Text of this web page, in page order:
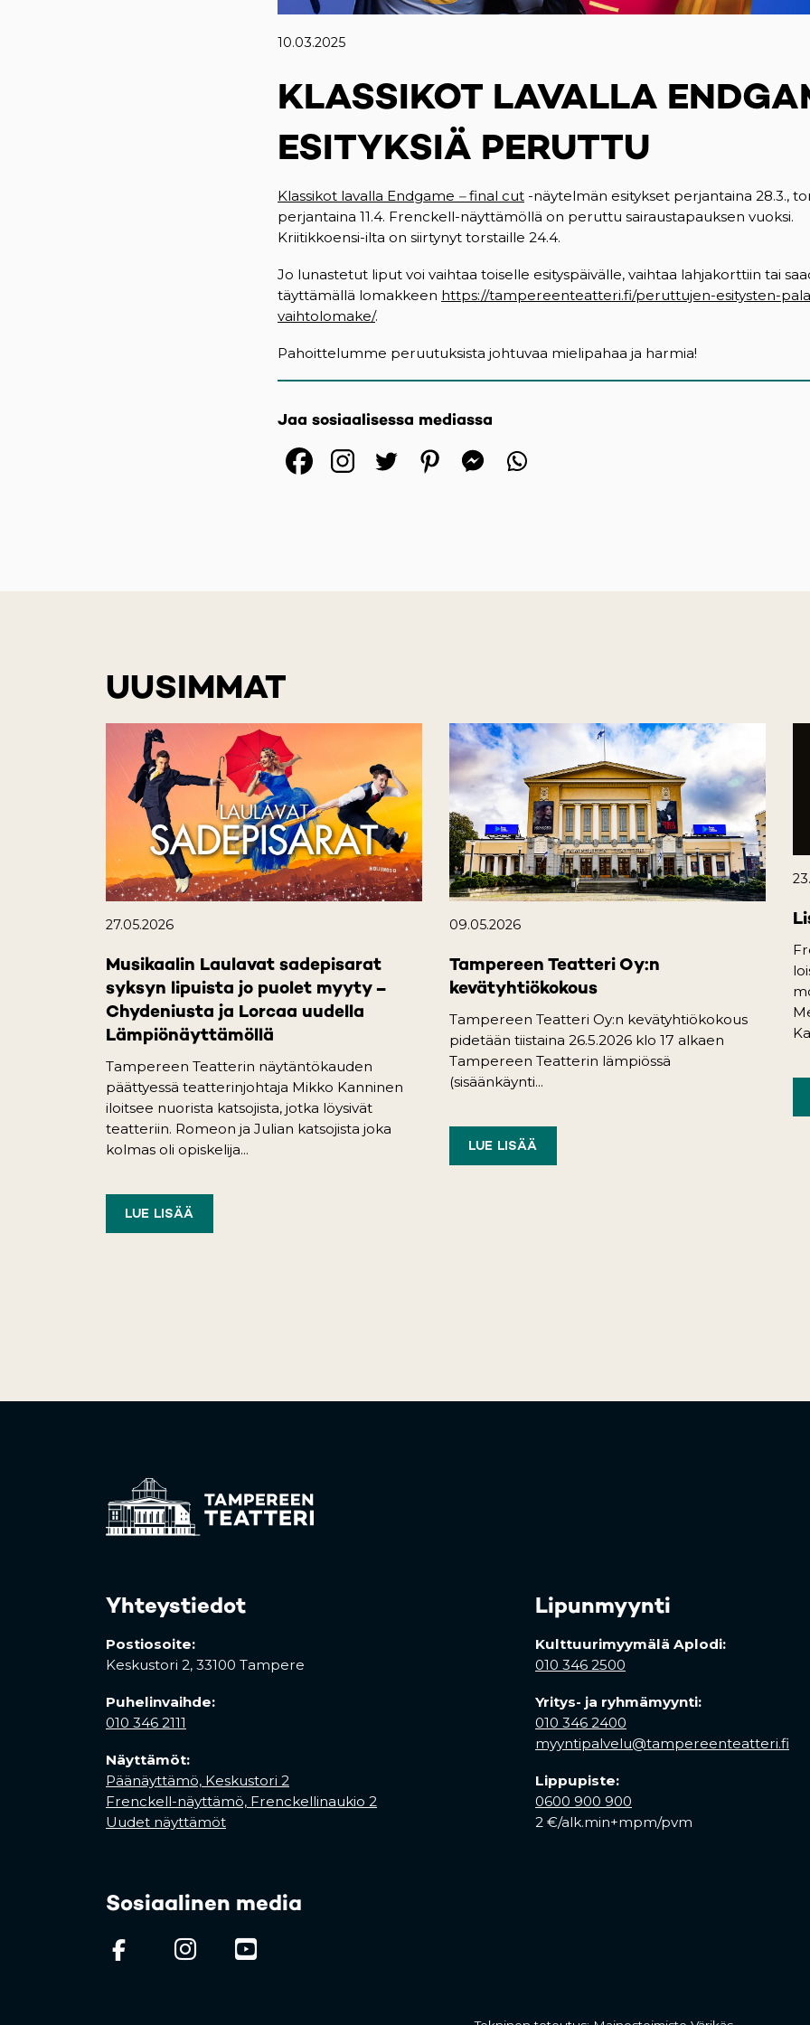
10.03.2025
KLASSIKOT LAVALLA
ESITYKSIÄ PERUTTU
Klassikot lavalla Endgame –final cut -näytelmän esitykset perjantaina 28.3.,
perjantaina 11.4. Frenckell-näyttämöllä on peruttu sairaustapauksen vuoksi.
Kriitikkoensi-ilta on siirtynyt torstaille 24.4.
Jo lunastetut liput voi vaihtaa toiselle esityspäivälle, vaihtaa lahjakorttiin tai
täyttämällä lomakkeen https://tampereenteatteri.fi/peruttujen-esitysten-
vaihtolomake/.
Pahoittelumme peruutuksista johtuvaa mielipahaa ja harmia!
Jaa sosiaalisessa mediassa
(opens in a new tab)
(opens in a new tab)
(opens in a new tab)
(opens in a new tab)
UUSIMMAT
27.05.2026
Musikaalin Laulavat sadepisarat
syksyn lipuista jo puolet myyty –
Chydeniusta ja Lorcaa uudella
Lämpiönäyttämöllä
Tampereen Teatterin näytäntökauden
päättyessä teatterinjohtaja Mikko Kanninen
iloitsee nuorista katsojista, jotka löysivät
teatteriin. Romeon ja Julian katsojista joka
kolmas oli opiskelija...
LUE LISÄÄ
09.05.2026
Tampereen Teatteri Oy:n
kevätyhtiökokous
Tampereen Teatteri Oy:n kevätyhtiökokous
pidetään tiistaina 26.5.2026 klo 17 alkaen
Tampereen Teatterin lämpiössä
(sisäänkäynti...
LUE LISÄÄ
Yhteystiedot
Postiosoite:
Keskustori 2, 33100 Tampere
Puhelinvaihde:
010 346 2111
Näyttämöt:
Päänäyttämö, Keskustori 2
Frenckell-näyttämö, Frenckellinaukio 2
Uudet näyttämöt
Sosiaalinen media
(opens in a new tab)
(opens in a new tab)
Lipunmyynti
Kulttuurimyymälä Aplodi:
010 346 2500
Yritys- ja ryhmämyynti:
010 346 2400
myyntipalvelu@tampereenteatteri.fi
Lippupiste:
0600 900 900
2 €/alk.min+mpm/pvm